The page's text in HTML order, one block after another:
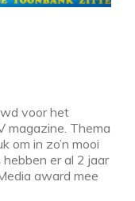
voor het
magazine. Thema
om in zo’n mooi
hebben er al 2 jaar
award mee